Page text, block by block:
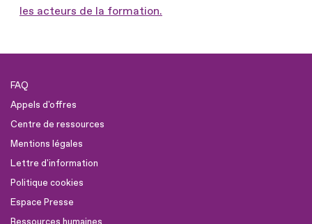
les acteurs de la formation.
FAQ
Appels d'offres
Centre de ressources
Mentions légales
Lettre d'information
Politique cookies
Espace Presse